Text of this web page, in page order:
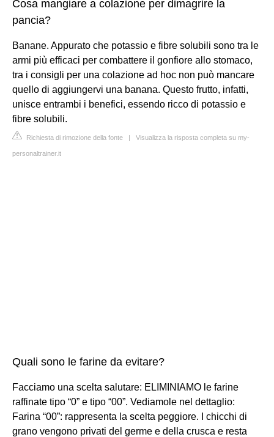
Cosa mangiare a colazione per dimagrire la
pancia?
Banane. Appurato che potassio e fibre solubili sono tra le
armi più efficaci per combattere il gonfiore allo stomaco,
tra i consigli per una colazione ad hoc non può mancare
quello di aggiungervi una banana. Questo frutto, infatti,
unisce entrambi i benefici, essendo ricco di potassio e
fibre solubili.
Richiesta di rimozione della fonte | Visualizza la risposta completa su my-
personaltrainer.it
Quali sono le farine da evitare?
Facciamo una scelta salutare: ELIMINIAMO le farine
raffinate tipo “0” e tipo “00”. Vediamole nel dettaglio:
Farina “00”: rappresenta la scelta peggiore. I chicchi di
grano vengono privati del germe e della crusca e resta